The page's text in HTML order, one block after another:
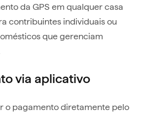
da GPS em qualquer casa
contribuintes individuais ou
que gerenciam
via aplicativo
o pagamento diretamente pelo